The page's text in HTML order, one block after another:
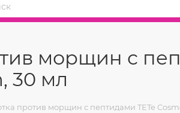
морщин с
30 мл
против морщин с пептидами TETe